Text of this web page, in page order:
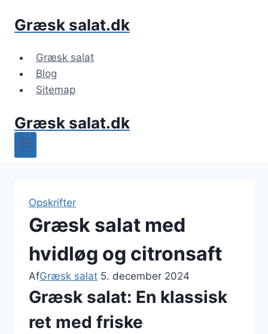
Græsk salat.dk
Græsk salat
Blog
Sitemap
Græsk salat.dk
Opskrifter
Græsk salat med
hvidløg og citronsaft
AfGræsk salat 5. december 2024
Græsk salat: En klassisk
ret med friske